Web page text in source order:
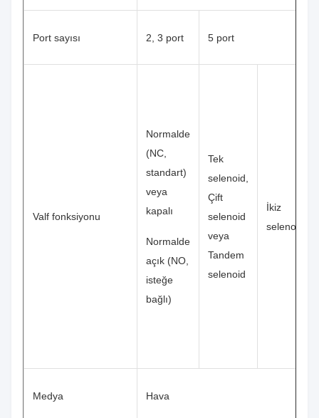
Port sayısı 2, 3 port 5 port
Valf fonksiyonu
Normalde
(NC,
standart)
veya
kapalı
Normalde
açık (NO,
isteğe
bağlı)
Tek
selenoid,
Çift
selenoid
veya
Tandem
selenoid
İkiz
selenoid
Medya Hava